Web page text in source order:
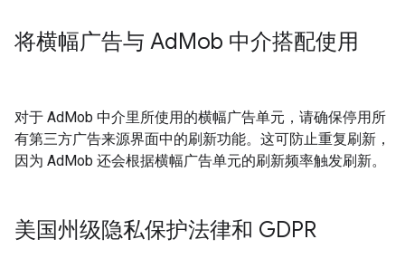
将横幅广告与 AdMob 中介搭配使用
对于 AdMob 中介里所使用的横幅广告单元，请确保停用所
有第三方广告来源界面中的刷新功能。这可防止重复刷新，
因为 AdMob 还会根据横幅广告单元的刷新频率触发刷新。
美国州级隐私保护法律和 GDPR